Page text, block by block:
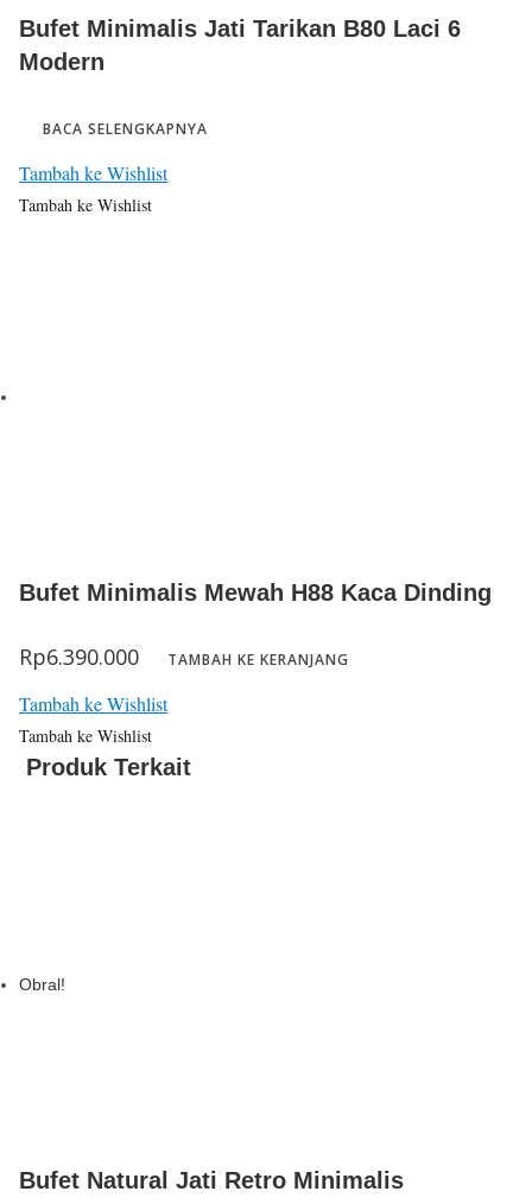
Bufet Minimalis Jati Tarikan B80 Laci 6
Modern
BACA SELENGKAPNYA
Tambah ke Wishlist
Tambah ke Wishlist
Bufet Minimalis Mewah H88 Kaca Dinding
Rp6.390.000 TAMBAH KE KERANJANG
Tambah ke Wishlist
Tambah ke Wishlist
Produk Terkait
Obral!
Bufet Natural Jati Retro Minimalis